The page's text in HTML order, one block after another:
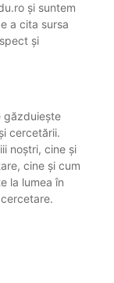
și suntem
a cita sursa
și
găzduiește
cercetării.
noștri, cine și
cine și cum
la lumea în